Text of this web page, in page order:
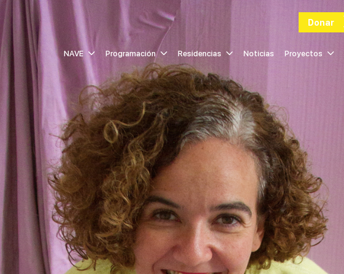
Donar
NAVE Programación Residencias Noticias Proyectos